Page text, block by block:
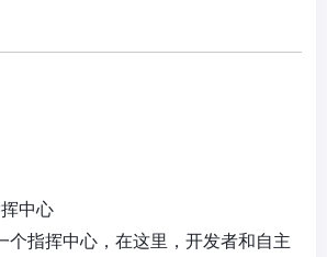
中心
个指挥中心，在这里，开发者和自主